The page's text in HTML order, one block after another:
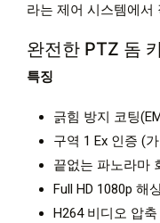
라는 제어 시스템에서
완전한 PTZ 돔
특징
긁힘 방지 코팅
구역 1 Ex 인증 (
끝없는 파노라마
Full HD 1080p 해
H264 비디오 압축